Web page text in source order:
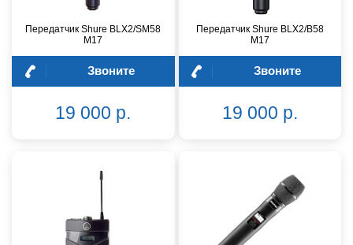
Передатчик Shure BLX2/SM58
M17
Звоните
19 000 р.
Передатчик Shure BLX2/B58
M17
Звоните
19 000 р.